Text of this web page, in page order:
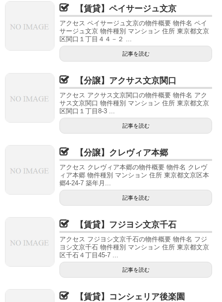
【賃貸】ペイサージュ文京
アクセス ペイサージュ文京の物件概要 物件名 ペイ
サージュ文京 物件種別 マンション 住所 東京都文京
区関口１丁目４４－２ ...
記事を読む
【分譲】アクサス文京関口
アクセス アクサス文京関口の物件概要 物件名 アク
サス文京関口 物件種別 マンション 住所 東京都文京
区関口１丁目8-3 ...
記事を読む
【分譲】クレヴィア本郷
アクセス クレヴィア本郷の物件概要 物件名 クレヴ
ィア本郷 物件種別 マンション 住所 東京都文京区本
郷4-24-7 築年月...
記事を読む
【賃貸】フジヨシ文京千石
アクセス フジヨシ文京千石の物件概要 物件名 フジ
ヨシ文京千石 物件種別 マンション 住所 東京都文京
区千石４丁目45-7 ...
記事を読む
【賃貸】コンシェリア後楽園